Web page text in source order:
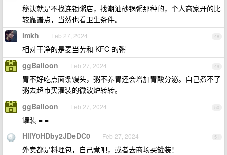
秘诀就是不找连锁粥店，找潮汕砂锅粥那种的，个人商家开的比
较靠谱点，当然也看卫生条件。
48
imkh Feb 27, 2024
相对干净的是麦当劳和 KFC 的粥
49
ggBalloon Feb 27, 2024
胃不好吃点面条馒头，粥不养胃还会增加胃酸分泌。自己煮不了
粥去超市买灌装的微波炉转转。
50
ggBalloon Feb 27, 2024
罐装 = =
51
HllY0HDby2JDeDC0 Feb 27, 2024
外卖都是料理包，自己煮吧，或者去商场买罐装！